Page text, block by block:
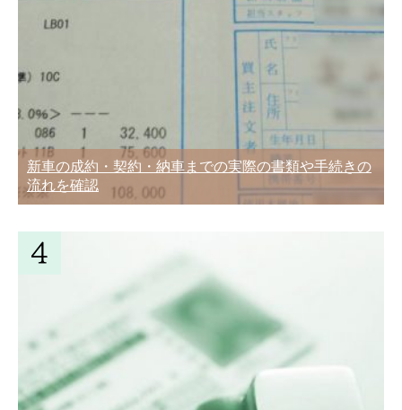
新車の成約・契約・納車までの実際の書類や手続きの
流れを確認